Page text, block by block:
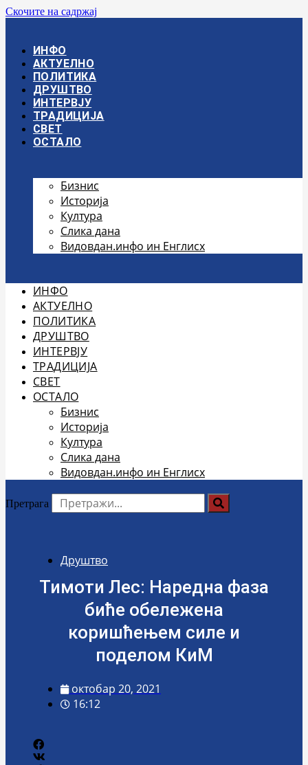
Скочите на садржај
ИНФО
АКТУЕЛНО
ПОЛИТИКА
ДРУШТВО
ИНТЕРВЈУ
ТРАДИЦИЈА
СВЕТ
ОСТАЛО
Бизнис
Историја
Култура
Слика дана
Видовдан.инфо ин Енглисх
ИНФО
АКТУЕЛНО
ПОЛИТИКА
ДРУШТВО
ИНТЕРВЈУ
ТРАДИЦИЈА
СВЕТ
ОСТАЛО
Бизнис
Историја
Култура
Слика дана
Видовдан.инфо ин Енглисх
Претрага
Друштво
Тимоти Лес: Наредна фаза
биће обележена
коришћењем силе и
поделом КиМ
октобар 20, 2021
16:12